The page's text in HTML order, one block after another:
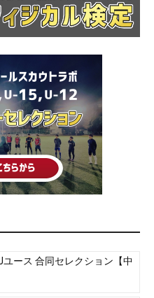
ース 合同セレクション【中